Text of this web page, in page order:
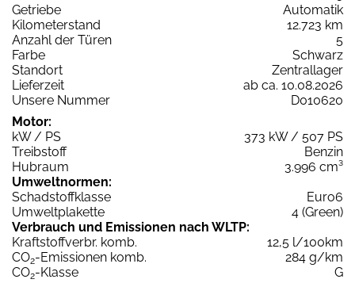
Getriebe
Automatik
Kilometerstand
12.723 km
Anzahl der Türen
5
Farbe
Schwarz
Standort
Zentrallager
Lieferzeit
ab ca. 10.08.2026
Unsere Nummer
D010620
Motor:
kW / PS
373 kW / 507 PS
Treibstoff
Benzin
Hubraum
3.996 cm³
Umweltnormen:
Schadstoffklasse
Euro6
Umweltplakette
4 (Green)
Verbrauch und Emissionen nach WLTP:
Kraftstoffverbr. komb.
12,5 l/100km
CO2-Emissionen komb.
284 g/km
CO2-Klasse
G